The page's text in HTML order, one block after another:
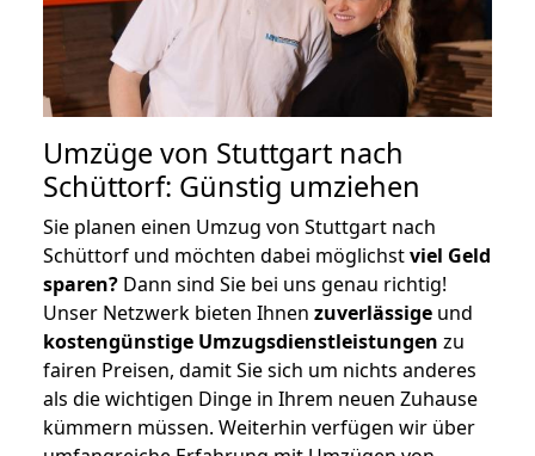
Umzüge von Stuttgart nach
Schüttorf: Günstig umziehen
Sie planen einen Umzug von Stuttgart nach
Schüttorf und möchten dabei möglichstviel Geld
sparen? Dann sind Sie bei uns genau richtig!
Unser Netzwerk bieten Ihnen zuverlässige und
kostengünstige Umzugsdienstleistungen zu
fairen Preisen, damit Sie sich um nichts anderes
als die wichtigen Dinge in Ihrem neuen Zuhause
kümmern müssen. Weiterhin verfügen wir über